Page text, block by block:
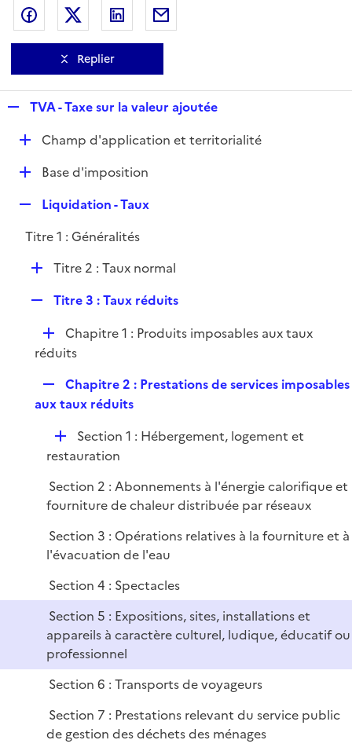
Partager sur Facebook
Partager sur Twitter
Partager sur LinkedIn
Replier
p
l
i
e
TVA - Taxe sur la valeur ajoutée
D
e
Champ d'application et territorialité
D
l
i
e
Base d'imposition
p
l
i
e
Liquidation - Taux
Titre 1 : Généralités
D
l
i
e
r
Titre 2 : Taux normal
p
l
r
Titre 3 : Taux réduits
D
é
i
e
r
Chapitre 1 : Produits imposables aux taux
réduits
e
l
i
r
Chapitre 2 : Prestations de services imposables
aux taux réduits
D
é
l
i
e
r
Section 1 : Hébergement, logement et
restauration
Section 2 : Abonnements à l'énergie calorifique et
fourniture de chaleur distribuée par réseaux
Section 3 : Opérations relatives à la fourniture et à
l'évacuation de l'eau
Section 4 : Spectacles
Section 5 : Expositions, sites, installations et
appareils à caractère culturel, ludique, éducatif ou
professionnel
Section 6 : Transports de voyageurs
Section 7 : Prestations relevant du service public
de gestion des déchets des ménages